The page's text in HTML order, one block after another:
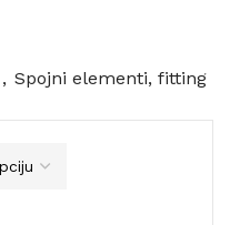
, Spojni elementi, fitting